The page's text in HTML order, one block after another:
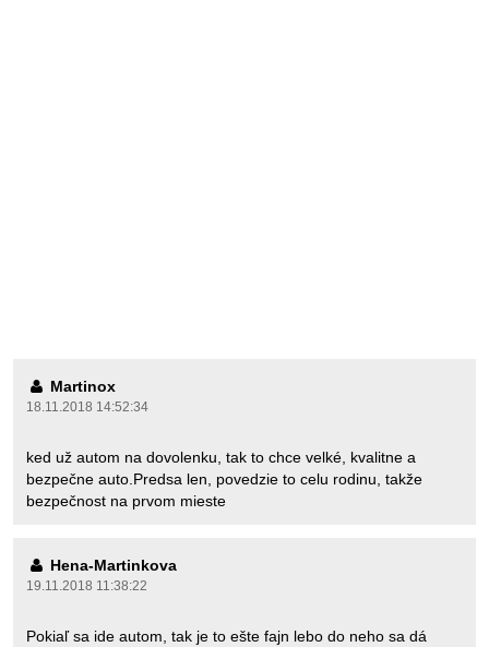
Martinox
18.11.2018 14:52:34
ked už autom na dovolenku, tak to chce velké, kvalitne a
bezpečne auto.Predsa len, povedzie to celu rodinu, takže
bezpečnost na prvom mieste
Hena-Martinkova
19.11.2018 11:38:22
Pokiaľ sa ide autom, tak je to ešte fajn lebo do neho sa dá